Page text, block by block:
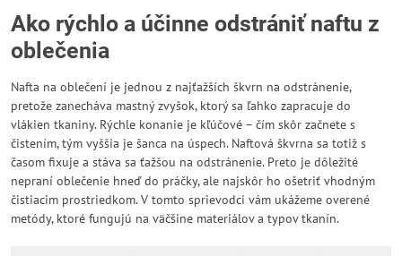
Ako rýchlo a účinne odstrániť naftu z
oblečenia
Nafta na oblečení je jednou z najťažších škvrn na odstránenie,
pretože zanecháva mastný zvyšok, ktorý sa ľahko zapracuje do
vlákien tkaniny. Rýchle konanie je kľúčové – čím skôr začnete s
čistením, tým vyššia je šanca na úspech. Naftová škvrna sa totiž s
časom fixuje a stáva sa ťažšou na odstránenie. Preto je dôležité
nepraní oblečenie hneď do práčky, ale najskôr ho ošetriť vhodným
čistiacim prostriedkom. V tomto sprievodci vám ukážeme overené
metódy, ktoré fungujú na väčšine materiálov a typov tkanín.